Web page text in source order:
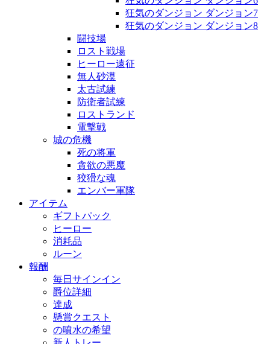
狂気のダンジョン ダンジョン7
狂気のダンジョン ダンジョン8
闘技場
ロスト戦場
ヒーロー遠征
無人砂漠
太古試練
防衛者試練
ロストランド
電撃戦
城の危機
死の将軍
貪欲の悪魔
狡猾な魂
エンバー軍隊
アイテム
ギフトパック
ヒーロー
消耗品
ルーン
報酬
毎日サインイン
爵位詳細
達成
懸賞クエスト
の噴水の希望